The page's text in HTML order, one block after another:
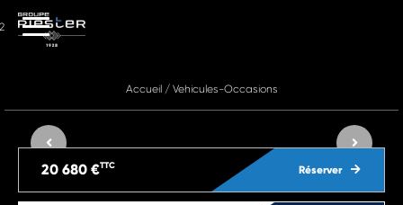
Accueil/ Vehicules-Occasions
Réserver
20 680 €TTC